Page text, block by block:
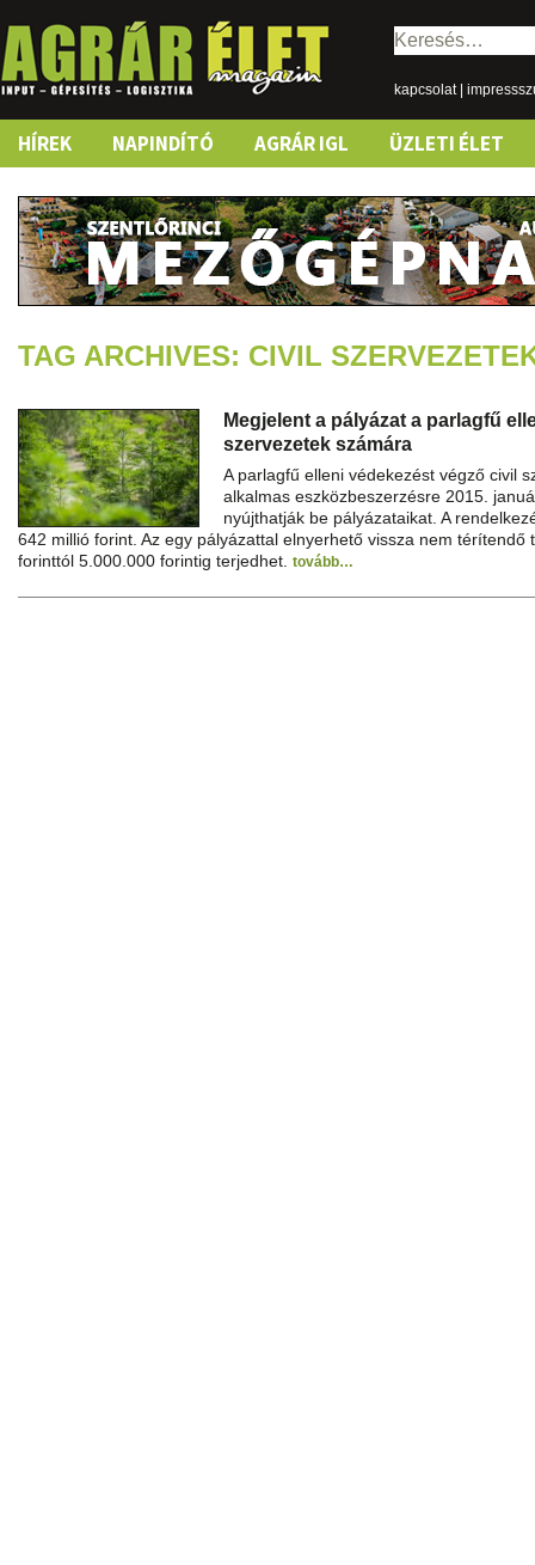
Keresés:
kapcsolat|
Skip
content
HÍREK NAPINDÍTÓ AGRÁR IGL ÜZLETI ÉLET
TAG ARCHIVES: CIVIL
Megjelent a pályázat a parlagfű
szervezetek számára
A parlagfű elleni védekezést végző civil
alkalmas eszközbeszerzésre 2015.
nyújthatják be pályázataikat. A
642 millió forint. Az egy pályázattal elnyerhető vissza nem térítendő
forinttól 5.000.000 forintig terjedhet. tovább…